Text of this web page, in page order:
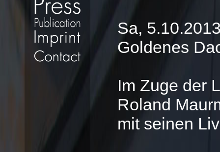
Sa,
Goldenes
Im Zuge der
Roland
mit seinen